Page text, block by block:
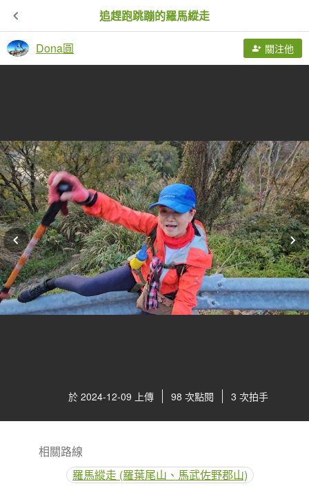
追趕跑跳蹦的羅馬縱走
Dona圓 關注他
於 2024-12-09 上傳 98 次點閱 3 次拍手
相關路線
羅馬縱走 (羅葉尾山、馬武佐野郡山)